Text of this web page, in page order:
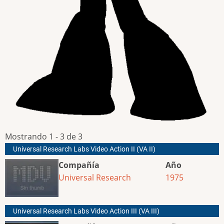
Mostrando 1 - 3 de 3
Universal Research Labs Video Action II (VA II)
Compañía
Universal Research
Año
1975
Universal Research Labs Video Action III (VA III)